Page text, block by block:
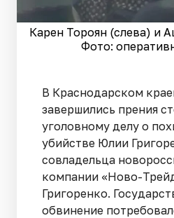
Карен Тороян (слева) и
Фото:
В Краснодарском
завершились прения
уголовному делу о
убийстве Юлии
совладельца
компании «Ново-
Григоренко.
обвинение